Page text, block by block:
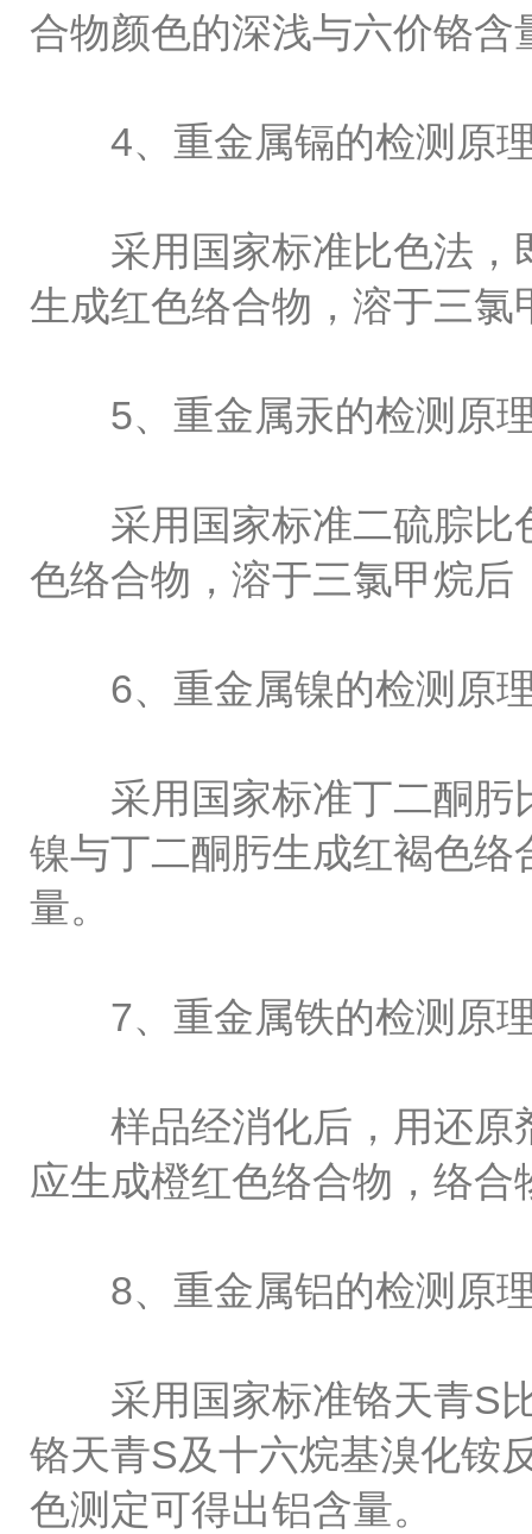
合物颜色的深浅与六价铬
4、重金属镉的检测原理
采用国家标准比色法，
生成红色络合物，溶于三氯
5、重金属汞的检测原理
采用国家标准二硫腙比
色络合物，溶于三氯甲烷后
6、重金属镍的检测原理
采用国家标准丁二酮肟
镍与丁二酮肟生成红褐色
量。
7、重金属铁的检测原理
样品经消化后，用还原
应生成橙红色络合物，络
8、重金属铝的检测原理
采用国家标准铬天青S比
铬天青S及十六烷基溴化铵
色测定可得出铝含量。